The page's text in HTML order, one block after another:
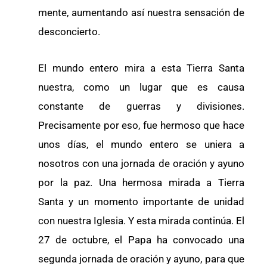
mente, aumentando así nuestra sensación de
desconcierto.
El mundo entero mira a esta Tierra Santa
nuestra, como un lugar que es causa
constante de guerras y divisiones.
Precisamente por eso, fue hermoso que hace
unos días, el mundo entero se uniera a
nosotros con una jornada de oración y ayuno
por la paz. Una hermosa mirada a Tierra
Santa y un momento importante de unidad
con nuestra Iglesia. Y esta mirada continúa. El
27 de octubre, el Papa ha convocado una
segunda jornada de oración y ayuno, para que